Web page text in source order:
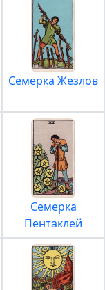
Семерка Жезлов
Семерка
Пентаклей